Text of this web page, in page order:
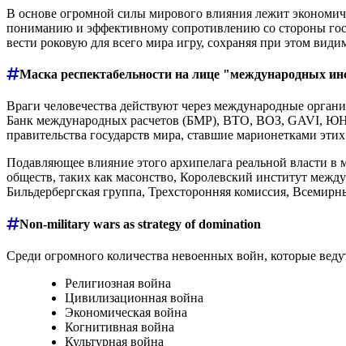
В основе огромной силы мирового влияния лежит
пониманию и эффективному сопротивлению со стороны
вести роковую для всего мира игру, сохраняя при этом
Маска респектабельности на лице "международных
Враги человечества действуют через международные
Банк международных расчетов (БМР), ВТО, ВОЗ, GAVI,
правительства государств мира, ставшие марионетками
Подавляющее влияние этого архипелага реальной власти
обществ, таких как масонство, Королевский институт
Бильдербергская группа, Трехсторонняя комиссия,
Non-military wars as strategy of domination
Среди огромного количества невоенных войн, которые
Религиозная война
Цивилизационная война
Экономическая война
Когнитивная война
Культурная война